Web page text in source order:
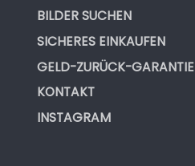
BILDER SUCHEN
SICHERES EINKAUFEN
GELD-ZURÜCK-GARANTIE
KONTAKT
INSTAGRAM